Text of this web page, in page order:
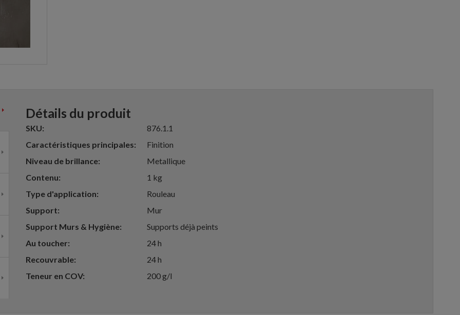
Détails du produit
SKU
876.1.1
Caractéristiques principales
Finition
Niveau de brillance
Metallique
Contenu
1 kg
Type d'application
Rouleau
Support
Mur
Support Murs & Hygiène
Supports déjà peints
Au toucher
24 h
Recouvrable
24 h
Teneur en COV
200 g/l